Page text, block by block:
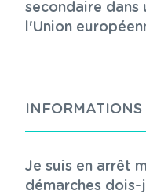
secondaire dans
l'Union
INFORMATIONS
Je suis en arrêt
démarches dois-